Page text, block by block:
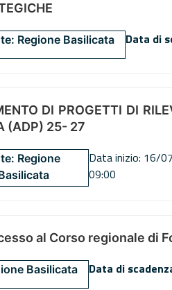
Regione Basilicata Data di
DI PROGETTI DI
(ADP) 25- 27
Regione
Data inizio: 16/
09:00
al Corso regionale
Basilicata Data di